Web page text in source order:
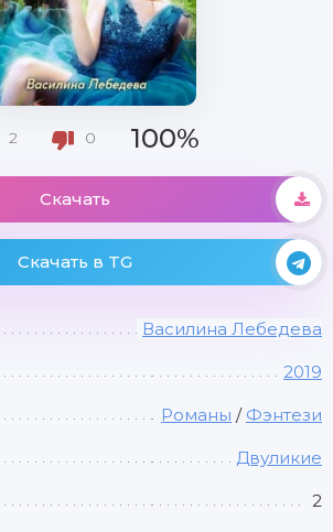
2 0 100%
Скачать
Скачать в TG
Василина Лебедева
2019
Романы / Фэнтези
Двуликие
2